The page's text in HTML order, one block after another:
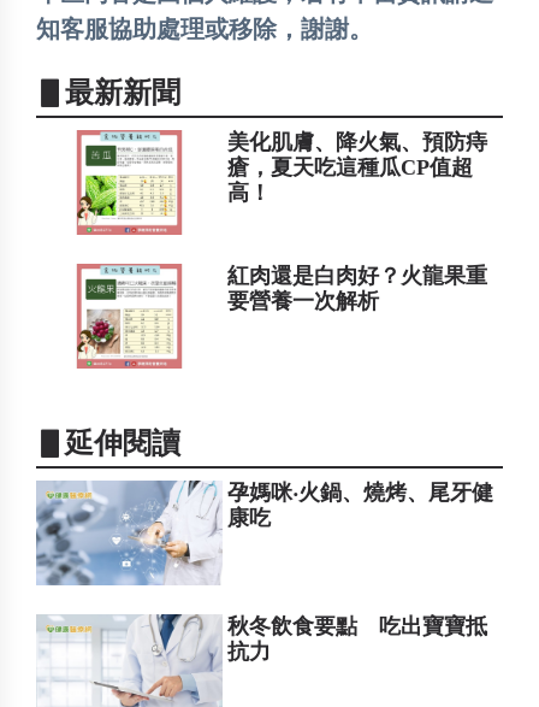
知客服協助處理或移除，謝謝。
▋最新新聞
美化肌膚、降火氣、預防痔
瘡，夏天吃這種瓜CP值超
高！
紅肉還是白肉好？火龍果重
要營養一次解析
▋延伸閱讀
孕媽咪‧火鍋、燒烤、尾牙健
康吃
秋冬飲食要點 吃出寶寶抵
抗力